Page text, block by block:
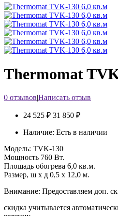
Thermomat
0 отзывов|Написать отзыв
24 525 ₽ 31 850 ₽
Наличие: Есть в наличии
Модель: TVK-130
Мощность 760 Вт.
Площадь обогрева 6,0 кв.м.
Размер, ш х д 0,5 x 12,0 м.
Внимание: Предоставляем доп.
скидка учитывается